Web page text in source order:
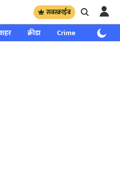
सबस्क्राईब
शहर क्रीडा Crime साप्ताहिक